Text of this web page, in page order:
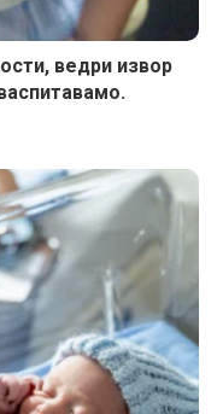
ведри извор